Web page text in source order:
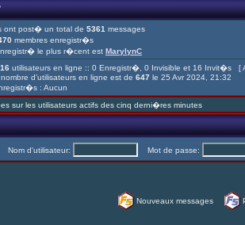
ont post� un total de 5361 messages
membres enregistr�s
le plus r�cent est MarylynC
16 utilisateurs en ligne :: 0 Enregistr�, 0 Invisible et 16 Invit�s [
d'utilisateurs en ligne est de 647 le 25 Avr 2024, 21:32
: Aucun
sur les utilisateurs actifs des cinq derni�res minutes
Nom d'utilisateur: Mot de passe:
Nouveaux messages